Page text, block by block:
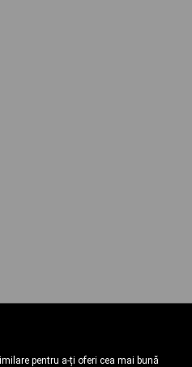
pentru a-ți oferi cea mai bună